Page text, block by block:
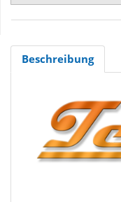
Beschreibung